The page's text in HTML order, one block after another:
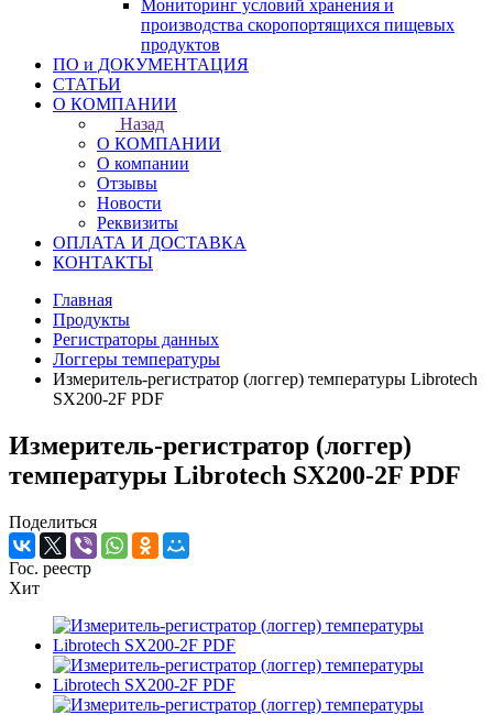
Мониторинг условий хранения и
производства скоропортящихся пищевых
продуктов
ПО и ДОКУМЕНТАЦИЯ
СТАТЬИ
О КОМПАНИИ
Назад
О КОМПАНИИ
О компании
Отзывы
Новости
Реквизиты
ОПЛАТА И ДОСТАВКА
КОНТАКТЫ
Главная
Продукты
Регистраторы данных
Логгеры температуры
Измеритель-регистратор (логгер) температуры Librotech
SX200-2F PDF
Измеритель-регистратор (логгер)
температуры Librotech SX200-2F PDF
Поделиться
Гос. реестр
Хит